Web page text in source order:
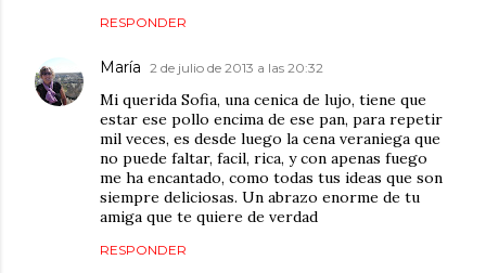
RESPONDER
María 2 de julio de 2013 a las 20:32
Mi querida Sofia, una cenica de lujo, tiene que
estar ese pollo encima de ese pan, para repetir
mil veces, es desde luego la cena veraniega que
no puede faltar, facil, rica, y con apenas fuego
me ha encantado, como todas tus ideas que son
siempre deliciosas. Un abrazo enorme de tu
amiga que te quiere de verdad
RESPONDER